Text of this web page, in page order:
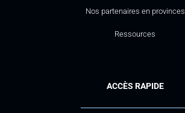
Nos partenaires en provinces
Ressources
ACCÈS RAPIDE